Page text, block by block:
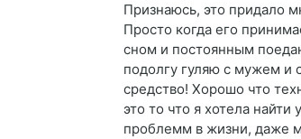
Признаюсь, это придало
Просто когда его
сном и постоянным
подолгу гуляю с мужем и
средство! Хорошо что
это то что я хотела
проблемм в жизни, даже